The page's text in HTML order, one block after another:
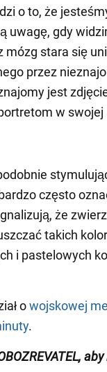
o to, że
uwagę, gdy
mózg stara się
przez
jest
w swojej
często
że
takich
i pastelowych
owojskowej
.
,